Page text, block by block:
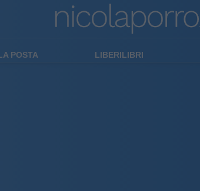
POSTA LIBERILIBRI